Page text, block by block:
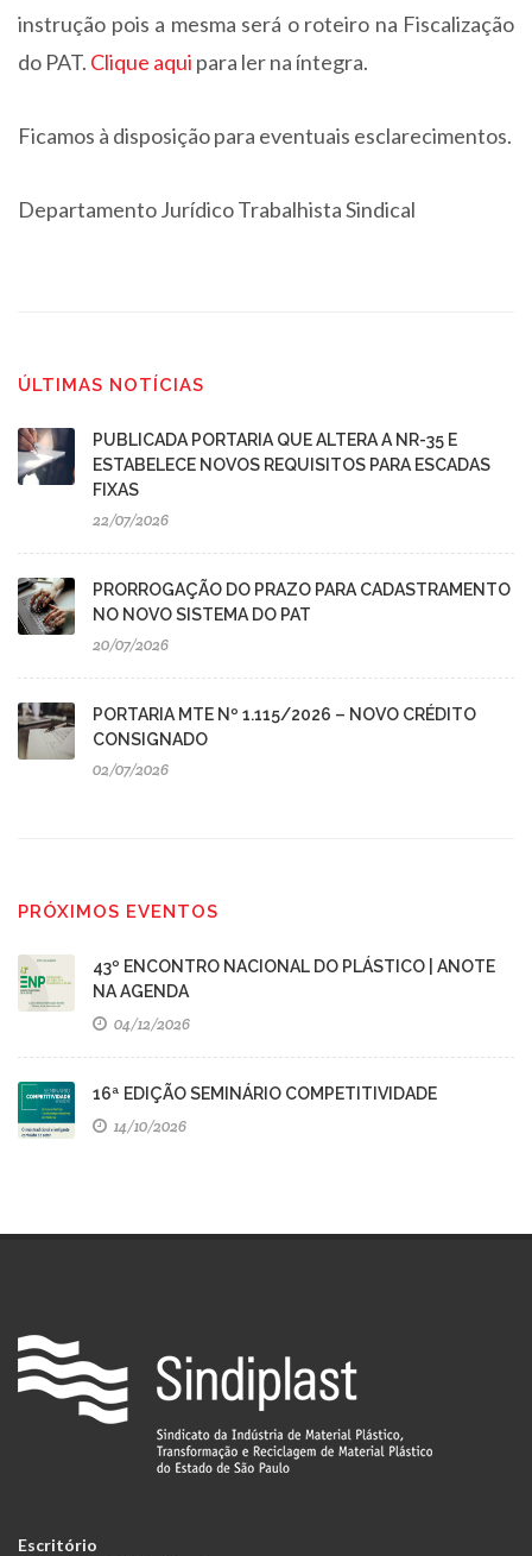
instrução pois a mesma será o roteiro na Fiscalização
do PAT. Clique aqui para ler na íntegra.
Ficamos à disposição para eventuais esclarecimentos.
Departamento Jurídico Trabalhista Sindical
ÚLTIMAS NOTÍCIAS
PUBLICADA PORTARIA QUE ALTERA A NR-35 E
ESTABELECE NOVOS REQUISITOS PARA ESCADAS
FIXAS
22/07/2026
PRORROGAÇÃO DO PRAZO PARA CADASTRAMENTO
NO NOVO SISTEMA DO PAT
20/07/2026
PORTARIA MTE Nº 1.115/2026 – NOVO CRÉDITO
CONSIGNADO
02/07/2026
PRÓXIMOS EVENTOS
43º ENCONTRO NACIONAL DO PLÁSTICO | ANOTE
NA AGENDA
04/12/2026
16ª EDIÇÃO SEMINÁRIO COMPETITIVIDADE
14/10/2026
Escritório